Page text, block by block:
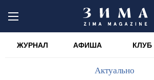
ЖУРНАЛ АФИША КЛУБ
Актуально